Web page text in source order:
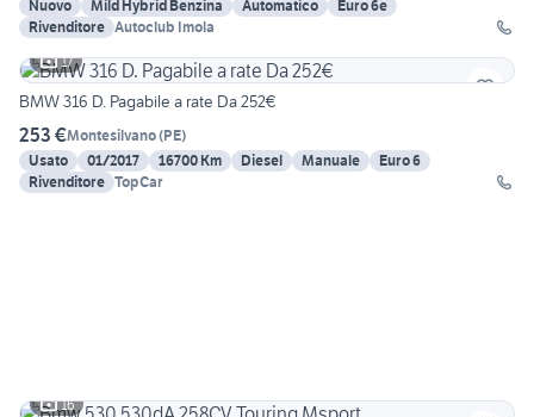
Nuovo
Mild Hybrid Benzina Automatico
Euro 6e
Rivenditore Autoclub Imola
17
BMW 316 D. Pagabile a rate Da 252€
253 €Montesilvano(PE)
Usato
01/2017 16700 Km Diesel Manuale
Euro 6
Rivenditore TopCar
16